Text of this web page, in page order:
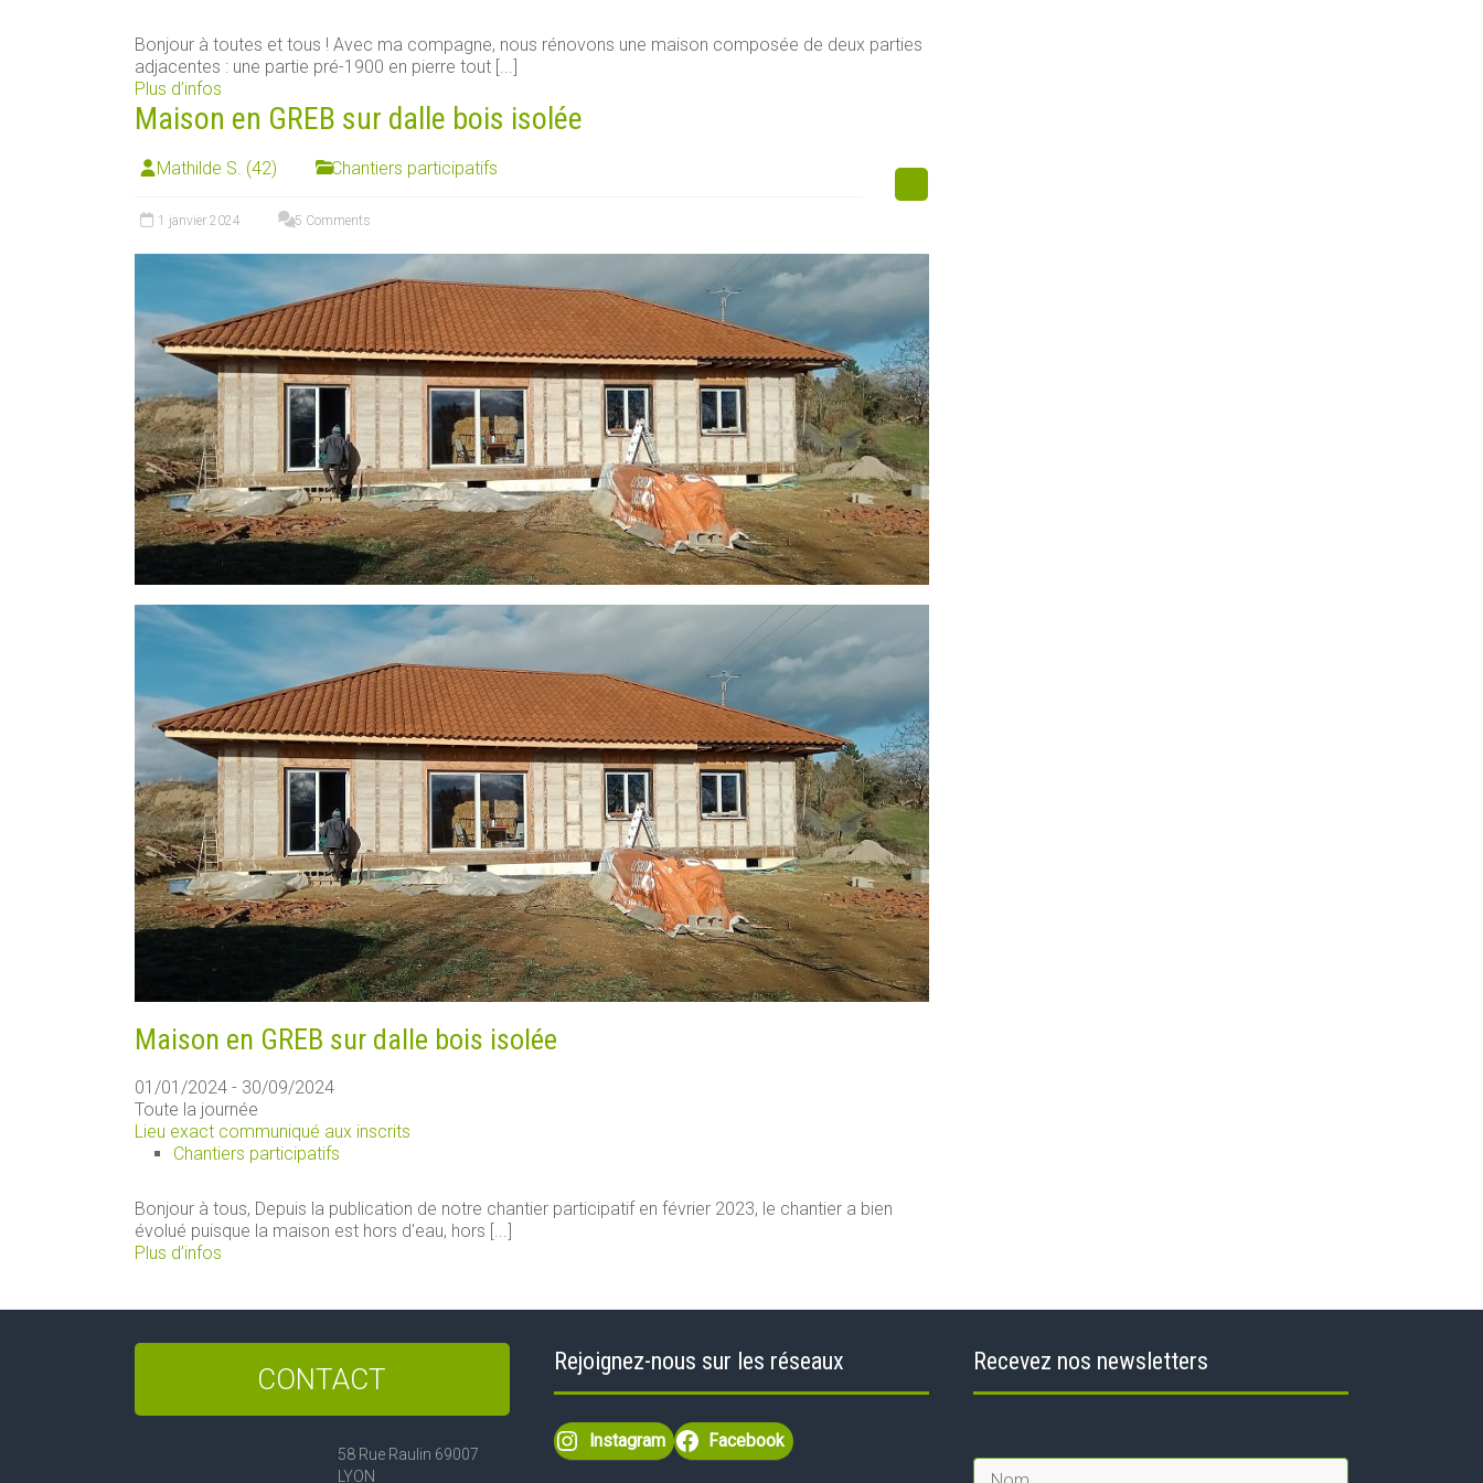
Bonjour à toutes et tous ! Avec ma compagne, nous rénovons une maison composée de deux parties
adjacentes : une partie pré-1900 en pierre tout [...]
Plus d’infos
Maison en GREB sur dalle bois isolée
Mathilde S. (42) Chantiers participatifs
1 janvier 2024 5 Comments
Maison en GREB sur dalle bois isolée
01/01/2024 - 30/09/2024
Toute la journée
Lieu exact communiqué aux inscrits
Chantiers participatifs
Bonjour à tous, Depuis la publication de notre chantier participatif en février 2023, le chantier a bien
évolué puisque la maison est hors d'eau, hors [...]
Plus d’infos
CONTACT
58 Rue Raulin 69007
LYON
Rejoignez-nous sur les réseaux
Instagram Facebook
Recevez nos newsletters